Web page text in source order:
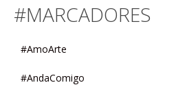
#MARCADORES
#AmoArte
#AndaComigo